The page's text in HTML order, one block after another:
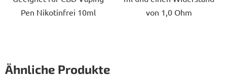
Pen Nikotinfrei 10ml
von 1,0 Ohm
Ähnliche Produkte